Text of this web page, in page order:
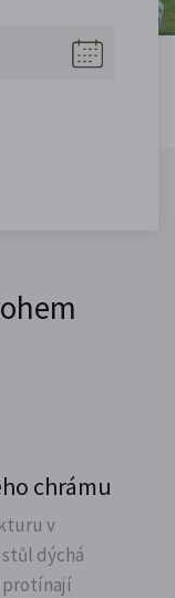
chrámu
v
dýchá
protínají